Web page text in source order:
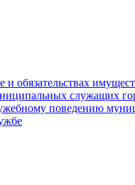
обязательствах
служащих
поведению